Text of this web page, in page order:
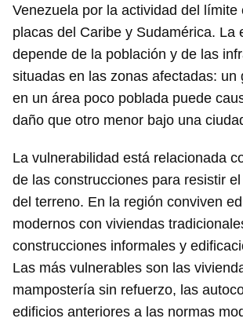
Venezuela por la actividad del límite
placas del Caribe y Sudamérica. La
depende de la población y de las
situadas en las zonas afectadas: un
en un área poco poblada puede
daño que otro menor bajo una
La vulnerabilidad está relacionada
de las construcciones para resistir
del terreno. En la región conviven
modernos con viviendas
construcciones informales y
Las más vulnerables son las
mampostería sin refuerzo, las
edificios anteriores a las normas